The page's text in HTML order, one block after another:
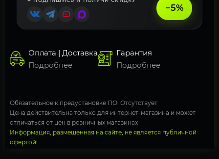
−5%
Оплата | Доставка
Подробнее
Гарантия
Подробнее
Обязательное к предустановке ПО: Отсутствует
Цена действительна только для интернет-магазина и может
отличаться от цен в розничных магазинах
Информация, размещенная на сайте, не является публичной
офертой!